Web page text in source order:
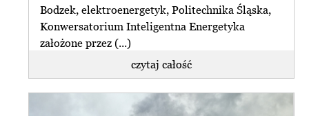
Bodzek, elektroenergetyk, Politechnika Śląska,
Konwersatorium Inteligentna Energetyka
założone przez (...)
czytaj całość